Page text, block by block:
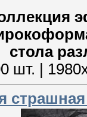
стола
шт. |